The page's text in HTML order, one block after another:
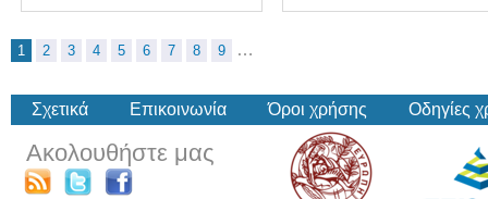
1 2 3 4 5 6 7 8 9 …
Σχετικά Επικοινωνία Όροι χρήσης Οδηγίες
Ακολουθήστε μας